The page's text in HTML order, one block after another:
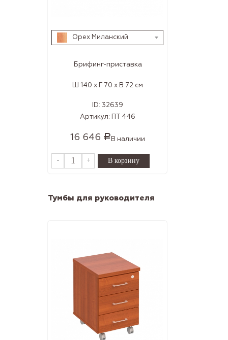
Орех Миланский
Брифинг-приставка
Ш 140 x Г 70 x В 72 см
ID: 32639
Артикул: ПТ 446
16 646 Р В наличии
- +
Тумбы для руководителя